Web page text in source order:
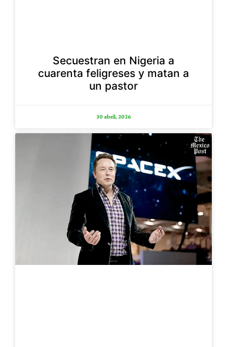
Secuestran en Nigeria a
cuarenta feligreses y matan a
un pastor
30 abril, 2026